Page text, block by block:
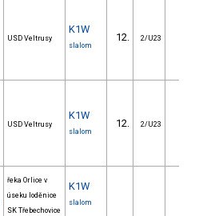
USD Veltrusy
K1W
slalom
12. 2/U23
USD Veltrusy
K1W
slalom
12. 2/U23
řeka Orlice v
úseku loděnice
SK Třebechovice
K1W
slalom